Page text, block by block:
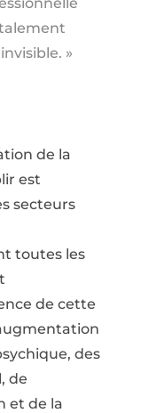
»
de la
est
secteurs
toutes les
de cette
des
de
et de la